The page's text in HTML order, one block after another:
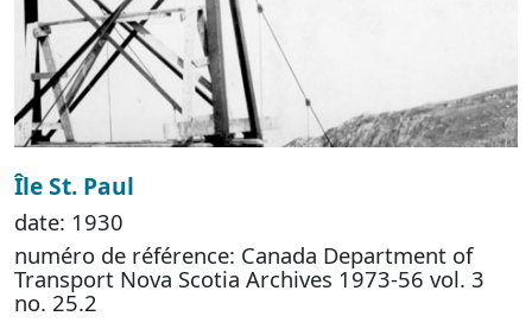
Île St. Paul
date: 1930
numéro de référence: Canada Department of
Transport Nova Scotia Archives 1973-56 vol. 3
no. 25.2